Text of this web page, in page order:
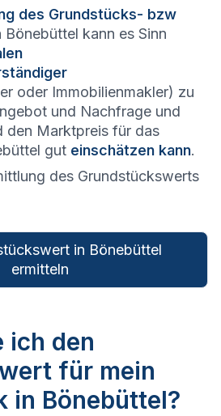
des Grundstücks- bzw
Bönebüttel kann es Sinn
oder Immobilienmakler) zu
und Nachfrage und
den Marktpreis für das
gut einschätzen kann.
des Grundstückswerts
in Bönebüttel
ermitteln
ich den
für mein
in Bönebüttel?